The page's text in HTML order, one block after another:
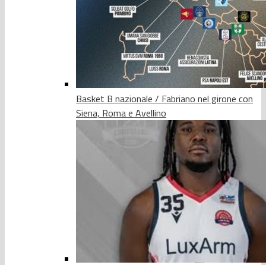
Basket B nazionale / Fabriano nel girone con
Siena, Roma e Avellino